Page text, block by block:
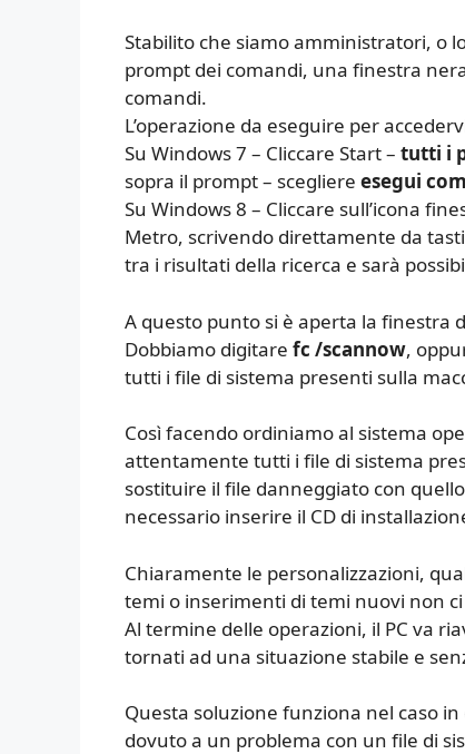
Stabilito che siamo amministratori, o
prompt dei comandi, una finestra
comandi.
L’operazione da eseguire per
Su Windows 7 – Cliccare Start – tutti i
sopra il prompt – scegliere esegui
Su Windows 8 – Cliccare sull’icona
Metro, scrivendo direttamente da
tra i risultati della ricerca e sarà
A questo punto si è aperta la finestra
Dobbiamo digitare fc /scannow,
tutti i file di sistema presenti sulla
Così facendo ordiniamo al sistema
attentamente tutti i file di sistema
sostituire il file danneggiato con
necessario inserire il CD di
Chiaramente le personalizzazioni,
temi o inserimenti di temi nuovi non
Al termine delle operazioni, il PC va
tornati ad una situazione stabile e
Questa soluzione funziona nel caso
dovuto a un problema con un file di